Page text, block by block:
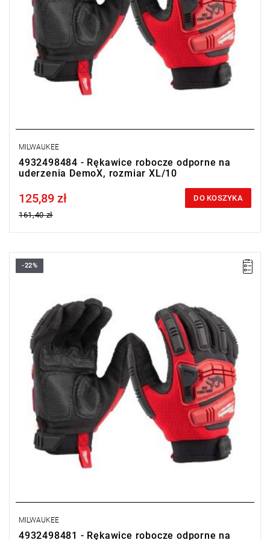
MILWAUKEE
4932498484 - Rękawice robocze odporne na
uderzenia DemoX, rozmiar XL/10
Price tax included
125,89 zł
161,40 zł
DO KOSZYKA
-22%
MILWAUKEE
4932498481 - Rękawice robocze odporne na